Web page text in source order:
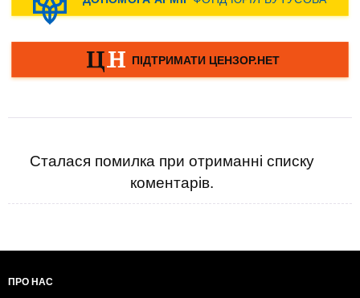
Сталася помилка при отриманні списку
коментарів.
ПРО НАС